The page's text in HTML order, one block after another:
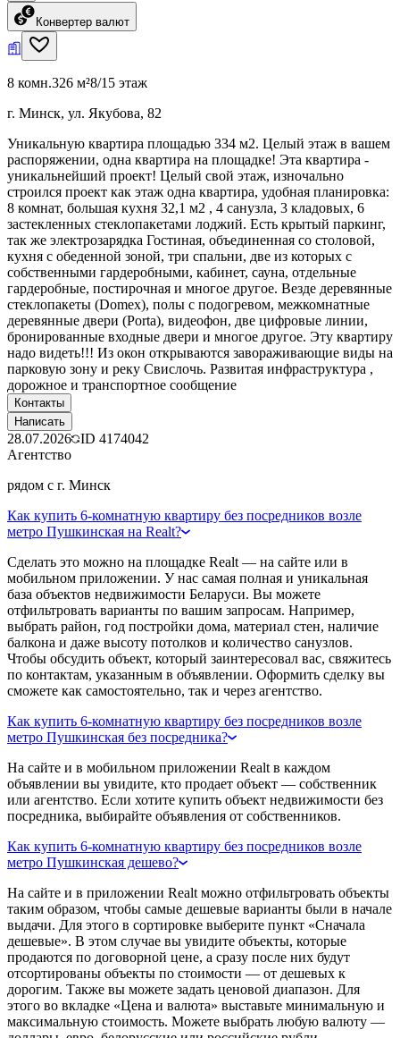
Конвертер валют
8 комн.326 м²8/15 этаж
г. Минск, ул. Якубова, 82
Уникальную квартира площадью 334 м2. Целый этаж в вашем
распоряжении, одна квартира на площадке! Эта квартира -
уникальнейший проект! Целый свой этаж, изночально
строился проект как этаж одна квартира, удобная планировка:
8 комнат, большая кухня 32,1 м2 , 4 санузла, 3 кладовых, 6
застекленных стеклопакетами лоджий. Есть крытый паркинг,
так же электрозарядка Гостиная, объединенная со столовой,
кухня с обеденной зоной, три спальни, две из которых с
собственными гардеробными, кабинет, сауна, отдельные
гардеробные, постирочная и многое другое. Везде деревянные
стеклопакеты (Domex), полы с подогревом, межкомнатные
деревянные двери (Porta), видеофон, две цифровые линии,
бронированные входные двери и многое другое. Эту квартиру
надо видеть!!! Из окон открываются завораживающие виды на
парковую зону и реку Свислочь. Развитая инфраструктура ,
дорожное и транспортное сообщение
Контакты
Написать
28.07.2026 ID 4174042
Агентство
рядом с г. Минск
Как купить 6-комнатную квартиру без посредников возле
метро Пушкинская на Realt?
Сделать это можно на площадке Realt — на сайте или в
мобильном приложении. У нас самая полная и уникальная
база объектов недвижимости Беларуси. Вы можете
отфильтровать варианты по вашим запросам. Например,
выбрать район, год постройки дома, материал стен, наличие
балкона и даже высоту потолков и количество санузлов.
Чтобы обсудить объект, который заинтересовал вас, свяжитесь
по контактам, указанным в объявлении. Оформить сделку вы
сможете как самостоятельно, так и через агентство.
Как купить 6-комнатную квартиру без посредников возле
метро Пушкинская без посредника?
На сайте и в мобильном приложении Realt в каждом
объявлении вы увидите, кто продает объект — собственник
или агентство. Если хотите купить объект недвижимости без
посредника, выбирайте объявления от собственников.
Как купить 6-комнатную квартиру без посредников возле
метро Пушкинская дешево?
На сайте и в приложении Realt можно отфильтровать объекты
таким образом, чтобы самые дешевые варианты были в начале
выдачи. Для этого в сортировке выберите пункт «Сначала
дешевые». В этом случае вы увидите объекты, которые
продаются по договорной цене, а сразу после них будут
отсортированы объекты по стоимости — от дешевых к
дорогим. Также вы можете задать ценовой диапазон. Для
этого во вкладке «Цена и валюта» выставьте минимальную и
максимальную стоимость. Можете выбрать любую валюту —